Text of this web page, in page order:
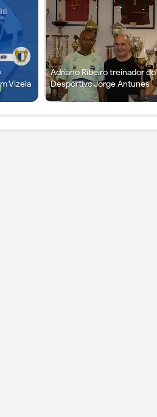
Vizela
Adriano Ribeiro treinador do
Desportivo Jorge Antunes